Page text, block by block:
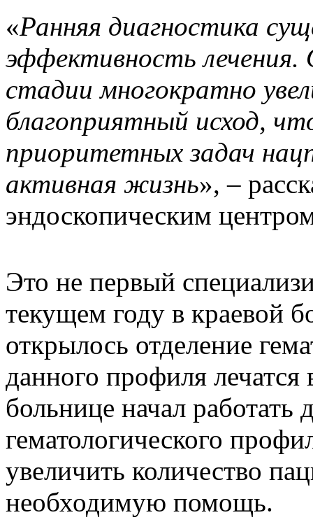
«Ранняя диагностика
эффективность лечения.
стадии многократно
благоприятный исход,
приоритетных задач
активная жизнь», –
эндоскопическим
Это не первый
текущем году в краевой
открылось отделение
данного профиля
больнице начал работать
гематологического
увеличить количество
необходимую помощь.